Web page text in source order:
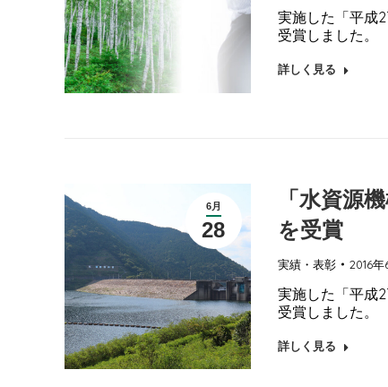
実施した「平成
受賞しました。
詳しく見る
6月
28
「水資源
を受賞
実績・表彰 2016年
実施した「平成
受賞しました。
詳しく見る